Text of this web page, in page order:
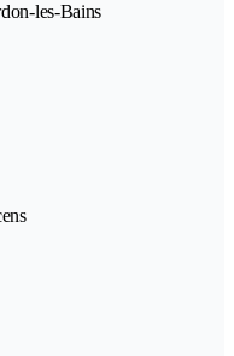
les-Bains